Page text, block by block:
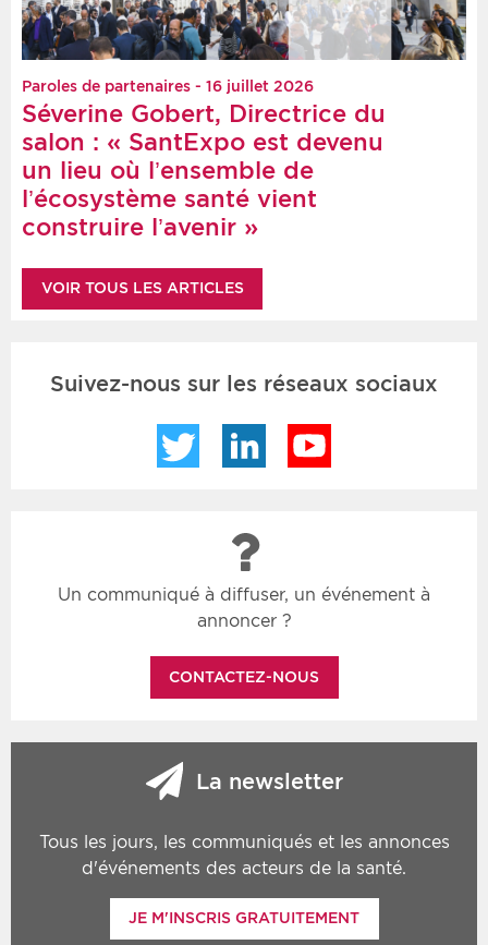
Paroles de partenaires - 16 juillet 2026
Séverine Gobert, Directrice du
salon : « SantExpo est devenu
un lieu où l’ensemble de
l’écosystème santé vient
construire l’avenir »
VOIR TOUS LES ARTICLES
Suivez-nous sur les réseaux sociaux
Twitter LinkedIn
Un communiqué à diffuser, un événement à
annoncer ?
CONTACTEZ-NOUS
La newsletter
Tous les jours, les communiqués et les annonces
d'événements des acteurs de la santé.
JE M'INSCRIS GRATUITEMENT